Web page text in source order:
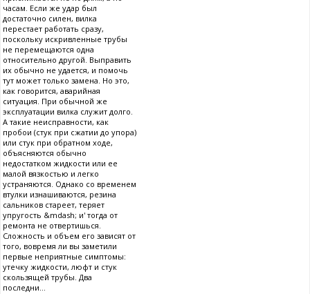
часам. Если же удар был
достаточно силен, вилка
перестает работать сразу,
поскольку искривленные трубы
не перемещаются одна
относительно другой. Выправить
их обычно не удается, и помочь
тут может только замена. Но это,
как говорится, аварийная
ситуация. При обычной же
эксплуатации вилка служит долго.
А такие неисправности, как
пробои (стук при сжатии до упора)
или стук при обратном ходе,
объясняются обычно
недостатком жидкости или ее
малой вязкостью и легко
устраняются. Однако со временем
втулки изнашиваются, резина
сальников стареет, теряет
упругость &mdash; и' тогда от
ремонта не отвертишься.
Сложность и объем его зависят от
того, вовремя ли вы заметили
первые неприятные симптомы:
утечку жидкости, люфт и стук
скользящей трубы. Два
последни...